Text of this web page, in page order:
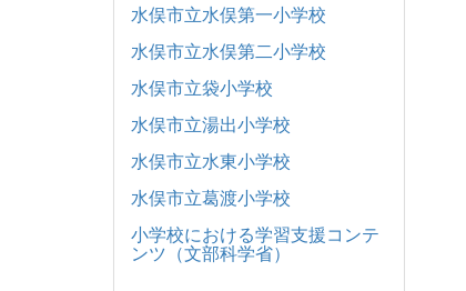
水俣市立水俣第一小学校
水俣市立水俣第二小学校
水俣市立袋小学校
水俣市立湯出小学校
水俣市立水東小学校
水俣市立葛渡小学校
小学校における学習支援コンテ
ンツ（文部科学省）